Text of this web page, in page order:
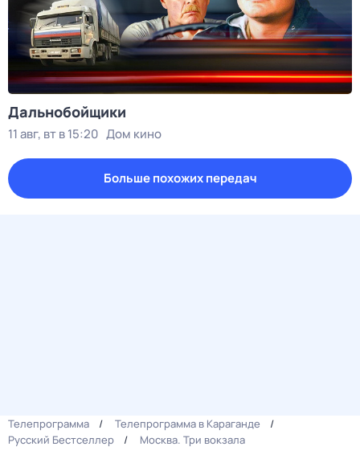
Дальнобойщики
11 авг, вт в 15:20 Дом кино
Больше похожих передач
Телепрограмма
Телепрограмма в Караганде
Русский Бестселлер
Москва. Три вокзала